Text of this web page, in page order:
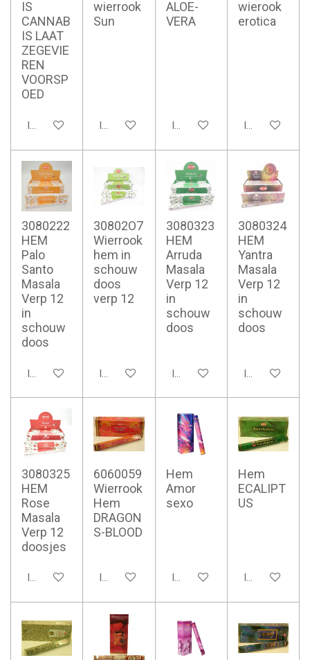
IS
CANNAB
IS LAAT
ZEGEVIE
REN
VOORSP
OED
In winkelwagen
wierrook
Sun
In winkelwagen
ALOE-
VERA
In winkelwagen
wierook
erotica
In
3080222
HEM
Palo
Santo
Masala
Verp 12
in
schouw
doos
In winkelwagen
30802O7
Wierrook
hem in
schouw
doos
verp 12
In winkelwagen
3080323
HEM
Arruda
Masala
Verp 12
in
schouw
doos
In winkelwagen
3080324
HEM
Yantra
Masala
Verp 12
in
schouw
doos
In
3080325
HEM
Rose
Masala
Verp 12
doosjes
In winkelwagen
6060059
Wierrook
Hem
DRAGON
S-BLOOD
In winkelwagen
Hem
Amor
sexo
In winkelwagen
Hem
ECALIPT
US
In